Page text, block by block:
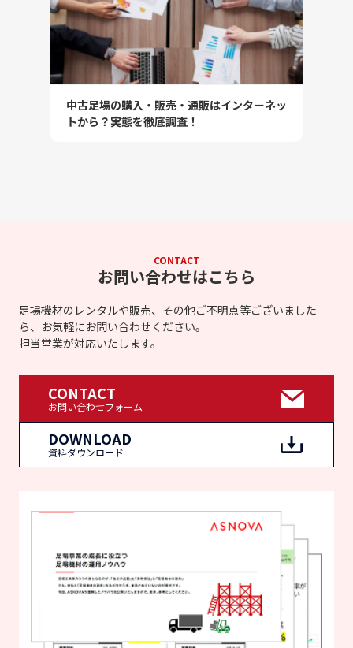
中古足場の購入・販売・通販はインターネッ
トから？実態を徹底調査！
CONTACT
お問い合わせはこちら
足場機材のレンタルや販売、その他ご不明点等ございました
ら、お気軽にお問い合わせください。
担当営業が対応いたします。
DOWNLOAD
資料ダウンロード
CONTACT
お問い合わせフォーム